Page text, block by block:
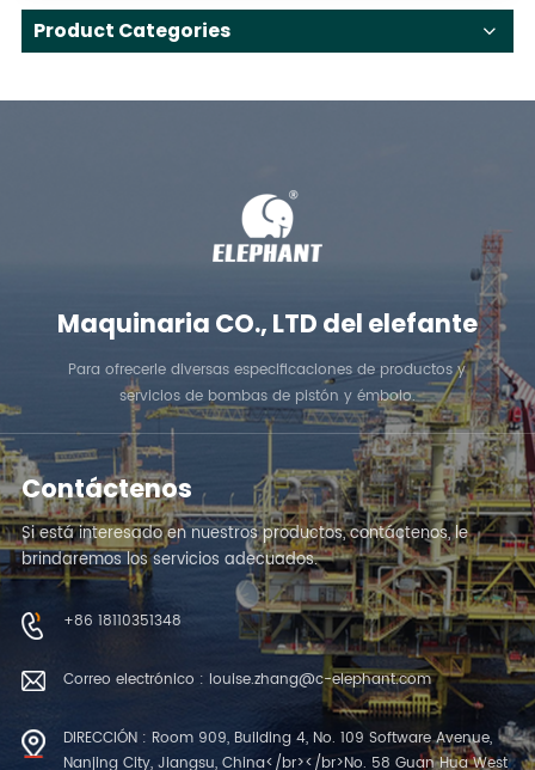
Product Categories
Maquinaria CO., LTD del elefante
Para ofrecerle diversas especificaciones de productos y
servicios de bombas de pistón y émbolo.
Contáctenos
Si está interesado en nuestros productos, contáctenos, le
brindaremos los servicios adecuados.
+86 18110351348
Correo electrónico : louise.zhang@c-elephant.com
DIRECCIÓN : Room 909, Building 4, No. 109 Software Avenue,
Nanjing City, Jiangsu, China</br></br>No. 58 Guan Hua West